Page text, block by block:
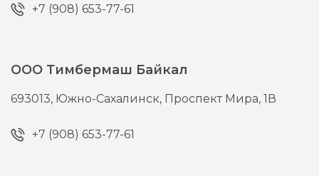
+7 (908) 653-77-61
ООО Тимбермаш Байкал
693013, Южно-Сахалинск, Проспект Мира, 1В
+7 (908) 653-77-61